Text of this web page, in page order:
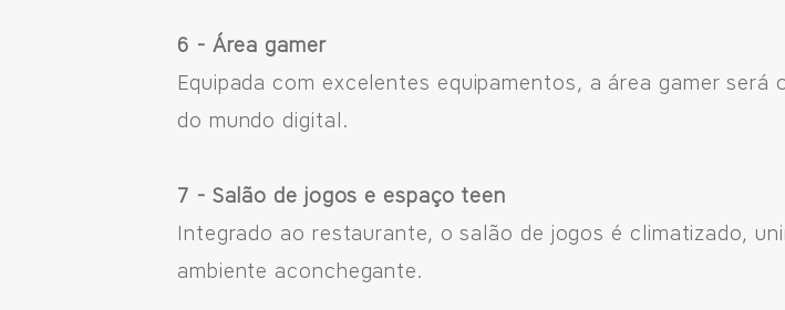
6 - Área gamer
Equipada com excelentes equipamentos, a área gamer
do mundo digital.
7 - Salão de jogos e espaço teen
Integrado ao restaurante, o salão de jogos é climatizado,
ambiente aconchegante.